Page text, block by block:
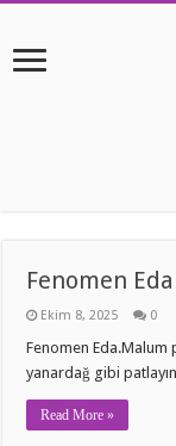
Fenomen Eda
Ekim 8, 2025 0
Fenomen Eda.Malum
yanardağ gibi
Read More »